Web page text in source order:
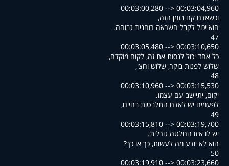
00:03:00,280 --> 00:03:04,960
,וכשאדם קם בזמן הזה
.הוא יכול לקבל השראה רוחנית גבוהה
47
00:03:05,480 --> 00:03:10,650
,כל אחד יכול לנסות את זה, לקום מוקדם
,שלוש לפנות בוקר, שלוש וחצי
48
00:03:10,960 --> 00:03:15,530
.יקום, יתיישב עם עצמו
,לפעמים יש לאדם התלבטות בחיים
49
00:03:15,810 --> 00:03:19,700
.יש לו איזו החלטה גורלית
?הוא לא יודע מה לעשות, כך או כך
50
00:03:19,910 --> 00:03:23,660